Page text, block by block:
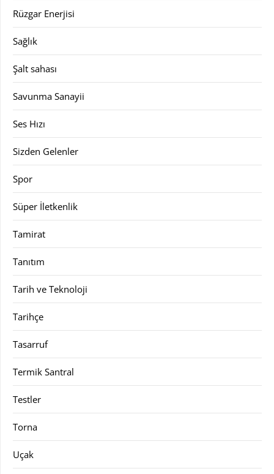
Rüzgar Enerjisi
Sağlık
Şalt sahası
Savunma Sanayii
Ses Hızı
Sizden Gelenler
Spor
Süper İletkenlik
Tamirat
Tanıtım
Tarih ve Teknoloji
Tarihçe
Tasarruf
Termik Santral
Testler
Torna
Uçak